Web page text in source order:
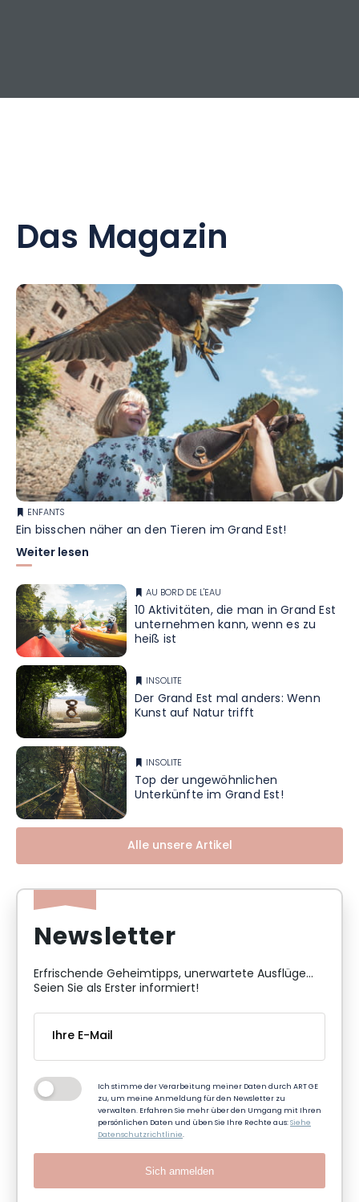
Das Magazin
ENFANTS
Ein bisschen näher an den Tieren im Grand Est!
Weiter lesen
AU BORD DE L'EAU
10 Aktivitäten, die man in Grand Est
unternehmen kann, wenn es zu
heiß ist
INSOLITE
Der Grand Est mal anders: Wenn
Kunst auf Natur trifft
INSOLITE
Top der ungewöhnlichen
Unterkünfte im Grand Est!
Alle unsere Artikel
Newsletter
Erfrischende Geheimtipps, unerwartete Ausflüge...
Seien Sie als Erster informiert!
Ich stimme der Verarbeitung meiner Daten durch ART GE
zu, um meine Anmeldung für den Newsletter zu
verwalten. Erfahren Sie mehr über den Umgang mit Ihren
persönlichen Daten und üben Sie Ihre Rechte aus:Siehe
Datenschutzrichtlinie.
Sich anmelden